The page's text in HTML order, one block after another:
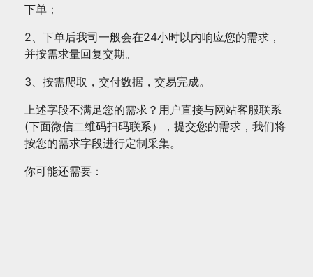
下单；
2、下单后我司一般会在24小时以内响应您的需求，
并按需求量回复交期。
3、按需爬取，交付数据，交易完成。
上述字段不满足您的需求？用户直接与网站客服联系
(下面微信二维码扫码联系），提交您的需求，我们将
按您的需求字段进行定制采集。
你可能还需要：